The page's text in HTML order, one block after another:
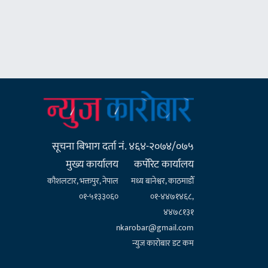
सूचना बिभाग दर्ता नं. ४६४-२०७४/०७५
मुख्य कार्यालय
कौशलटार, भक्तपुर, नेपाल
०१-५१३३०६०
कर्पाेरेट कार्यालय
मध्य बानेश्वर, काठमाडौँ
०१-४४७१४६८,
४४७८१३१
nkarobar@gmail.com
न्युज कारोबार डट कम